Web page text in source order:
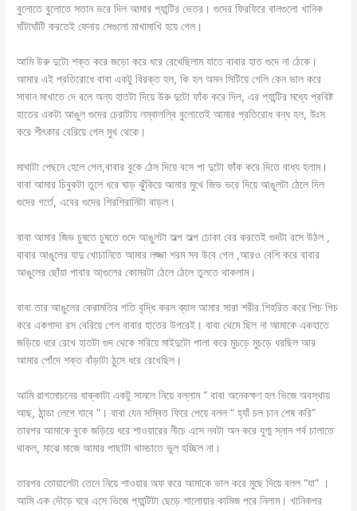
বুলোতে বুলোতে সতান ভরে দিল আমার প্যান্টির ভেতর। গুদের ফিরফিরে বালগুলো খানিক
ঘাঁটাঘাঁটি করতেই ফেনায় সেগুলো মাখামাখি হয়ে গেল।
আমি উরু দুটো শক্ত করে জড়ো করে ধরে রেখেছিলাম যাতে বাবার হাত গুদে না ঠেকে।
আমার এই প্রতিরোধে বাবা একটু বিরক্ত হল, কি হল অমন সিটিয়ে গেলি কেন ভাল করে
সাবান মাখাতে দে বলে অন্য হাতটা দিয়ে উরু দুটো ফাঁক করে দিল, এর প্যান্টির মধ্যে প্রবিষ্ট
হাতের একটা আঙুল গুদের চেরাটায় লম্বালল্বি বুলোতেই আমার প্রতিরোধ বন্ধ হল, উঃস
করে শীৎকার বেরিয়ে গেল মুখ থেকে।
মাথাটা পেছনে হেলে গেল,বাবার বুকে ঠেস দিয়ে বসে পা দুটো ফাঁক করে দিতে বাধ্য হলাম।
বাবা আমার চিবুকটা তুলে ধরে ঘাড় ঝুঁকিয়ে আমার মুখে জিভ ভরে দিয়ে আঙুলটা ঠেলে দিল
গুদের গর্তে, এবের গুদের শিরশিরানিটা বাড়ল।
বাবা আমার জিভ চুষতে চুষতে গুদে আঙুলটা অল্প অল্প ঢোকা বের করতেই গুদটা রসে উঠল ,
বাবার আঙুলের যাদু খোচানিতে আমার লজ্জা শরম সব উবে গেল ,আরও বেশি করে বাবার
আঙুলের ছোঁয়া পাবার আ্গুলের কোমরটা ঠেলে ঠেলে তুলতে থাকলাম।
বাবা তার আঙুলের কেরামতির গতি বৃদ্ধি করল ব্যাস আমার সারা শরীর শিহরিত করে পিচ পিচ
করে একগাদা রস বেরিয়ে গেল বাবার হাতের উপরেই। বাবা থেমে ছিল না আমাকে একহাতে
জড়িয়ে ধরে রেখে হাতটা গুদ থেকে সরিয়ে মাইদুটো পালা করে মুচড়ে মুচড়ে ধরছিল আর
আমার পোঁদে শক্ত বাঁড়াটা ঠুসে ধরে রেখেছিল।
আমি রাগমোচনের ধাক্কাটা একটু সামলে নিয়ে বল্লাম “ বাবা অনেকক্ষণ হল ভিজে অবস্থায়
আছ, ঠান্ডা লেগে যাবে “। বাবা যেন সম্বিত ফিরে পেয়ে বলল “ হ্যাঁ চল চান শেষ করি”
তারপর আমাকে বুকে জড়িয়ে ধরে শাওয়ারের নীচে এসে নবটা অন করে যুগ্ম স্নান পর্ব চালাতে
থাকল, মাঝে মাজে আমার পাছাটা খামচাতে ভুল হচ্ছিল না।
তারপর তোয়ালেটা তেনে নিয়ে শাওয়ার অফ করে আমাকে ভাল করে মুছে দিয়ে বলল “যা” ।
আমি এক দৌড়ে ঘরে এসে ভিজে প্যান্টিটা ছেড়ে শালোয়ার কামিজ পরে নিলাম। খানিকপর